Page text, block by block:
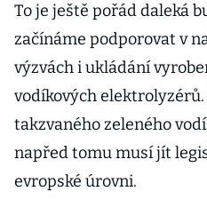
To je ještě pořád daleká
začínáme podporovat v
výzvách i ukládání
vodíkových
takzvaného zeleného
napřed tomu musí jít
evropské úrovni.